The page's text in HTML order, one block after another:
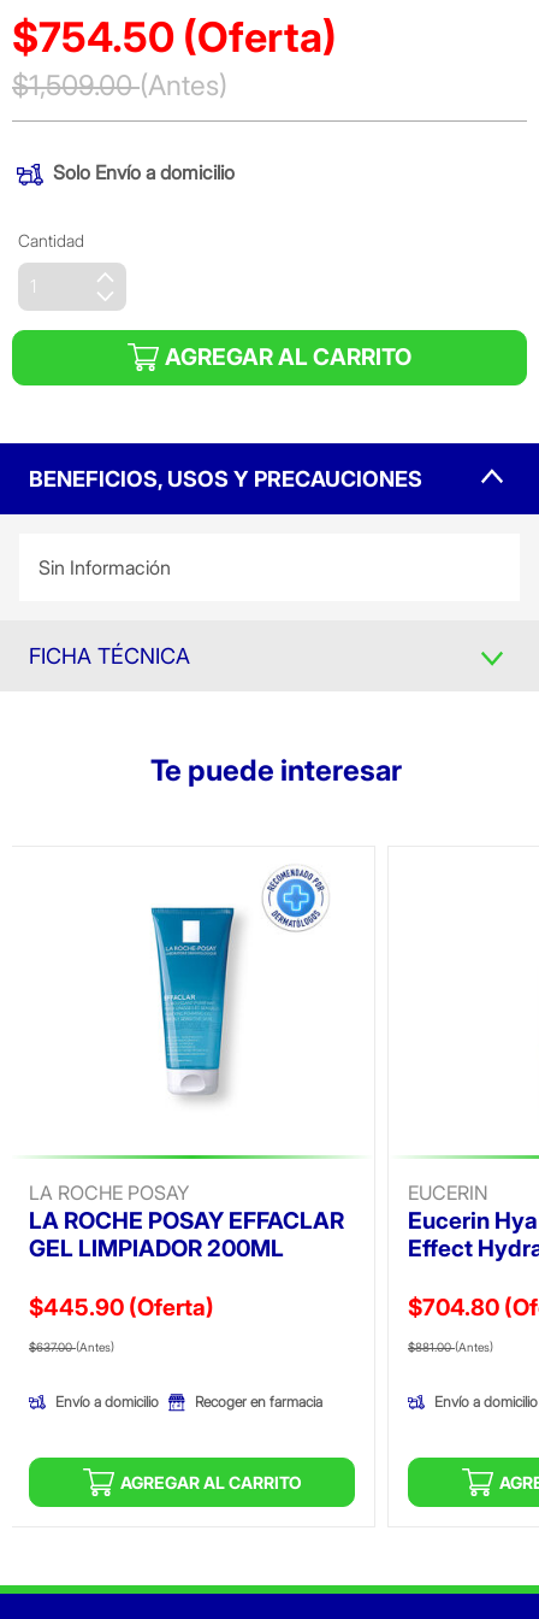
$754.50 (Oferta)
Precio reducido de
$1,509.00(Antes)
SoloEnvío a domicilio
Cantidad
AGREGAR AL CARRITO
BENEFICIOS, USOS Y PRECAUCIONES
Sin Información
FICHA TÉCNICA
Te puede interesar
LA ROCHE POSAY
LA ROCHE POSAY EFFACLAR
GEL LIMPIADOR 200ML
$445.90 (Oferta)
Precio reducido de
$637.00(Antes)(Oferta)
Envío a domicilio Recoger en farmacia
AGREGAR AL CARRITO
EUCERIN
Eucerin
Effect
$704.80
Precio
$881.00(Antes)
Envío a domicilio